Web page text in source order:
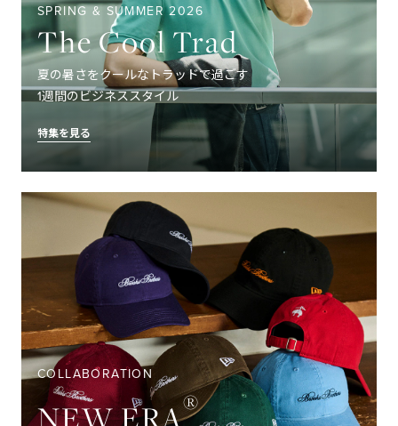
SPRING & SUMMER 2026
The Cool Trad
夏の暑さをクールなトラッドで過ごす
1週間のビジネススタイル
特集を見る
COLLABORATION
NEW ERA®